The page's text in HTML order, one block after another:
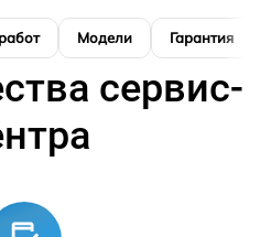
Модели Гарантия
сервис-